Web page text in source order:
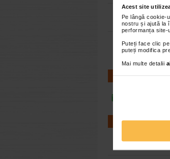
Acest site
Pe lângă cookie-
nostru și ajută la
performanța site-
Puteți face clic
puteți modifica
Mai multe detalii
Adora –
din prima
Seturi cadou
FARMACII